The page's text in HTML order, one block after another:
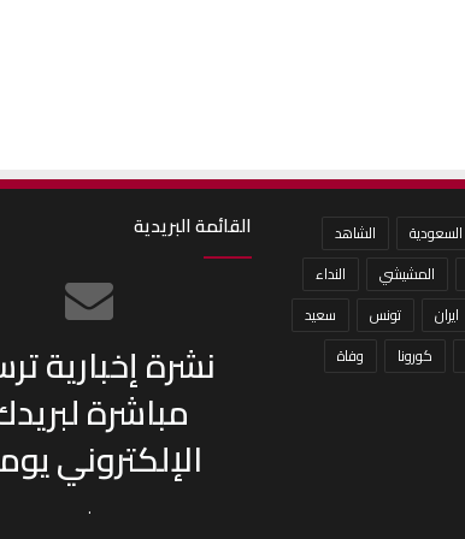
السعودية
الشاهد
المشيشي
النداء
ايران تونس
سعيد
كورونا
وفاة
القائمة البريدية
نشرة إخبارية
مباشرة
الإلكتروني
.